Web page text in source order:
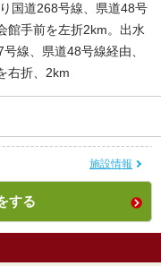
国道268号線、県道48号
館手前を左折2km。出水
線、県道48号線経由、
右折、2km
施設情報
する